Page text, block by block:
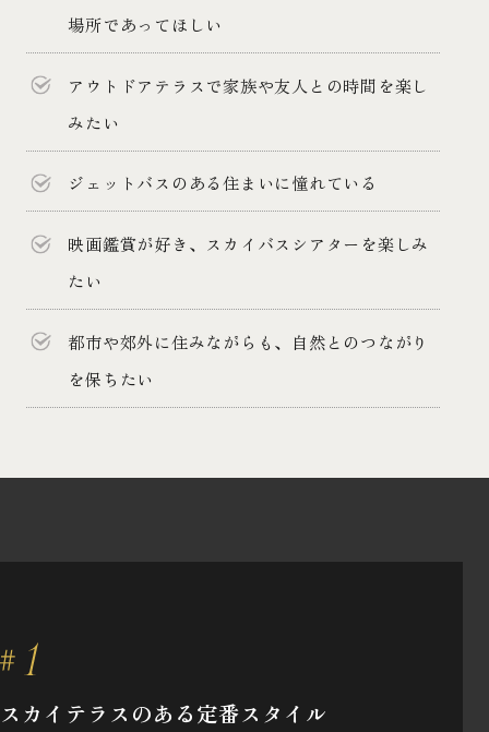
場所であってほしい
アウトドアテラスで家族や友人との時間を楽し
みたい
ジェットバスのある住まいに憧れている
映画鑑賞が好き、スカイバスシアターを楽しみ
たい
都市や郊外に住みながらも、自然とのつながり
を保ちたい
スカイテラスのある定番スタイル